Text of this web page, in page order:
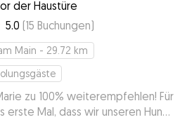
der Haustüre
5.0 (15 Buchungen)
Main - 29.72 km
zu 100% weiterempfehlen! Für
erste Mal, dass wir unseren Hund